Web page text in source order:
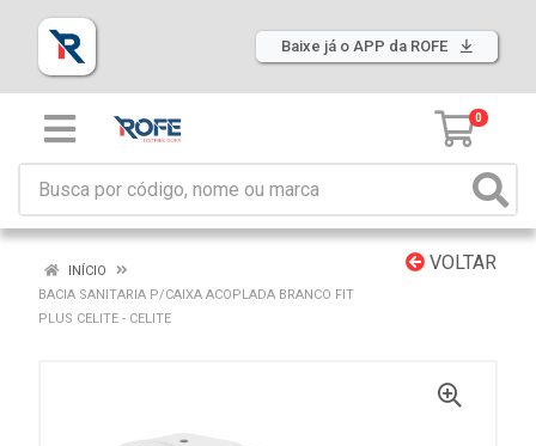
Baixe já o APP da ROFE
0
VOLTAR
INÍCIO
BACIA SANITARIA P/CAIXA ACOPLADA BRANCO FIT
PLUS CELITE - CELITE